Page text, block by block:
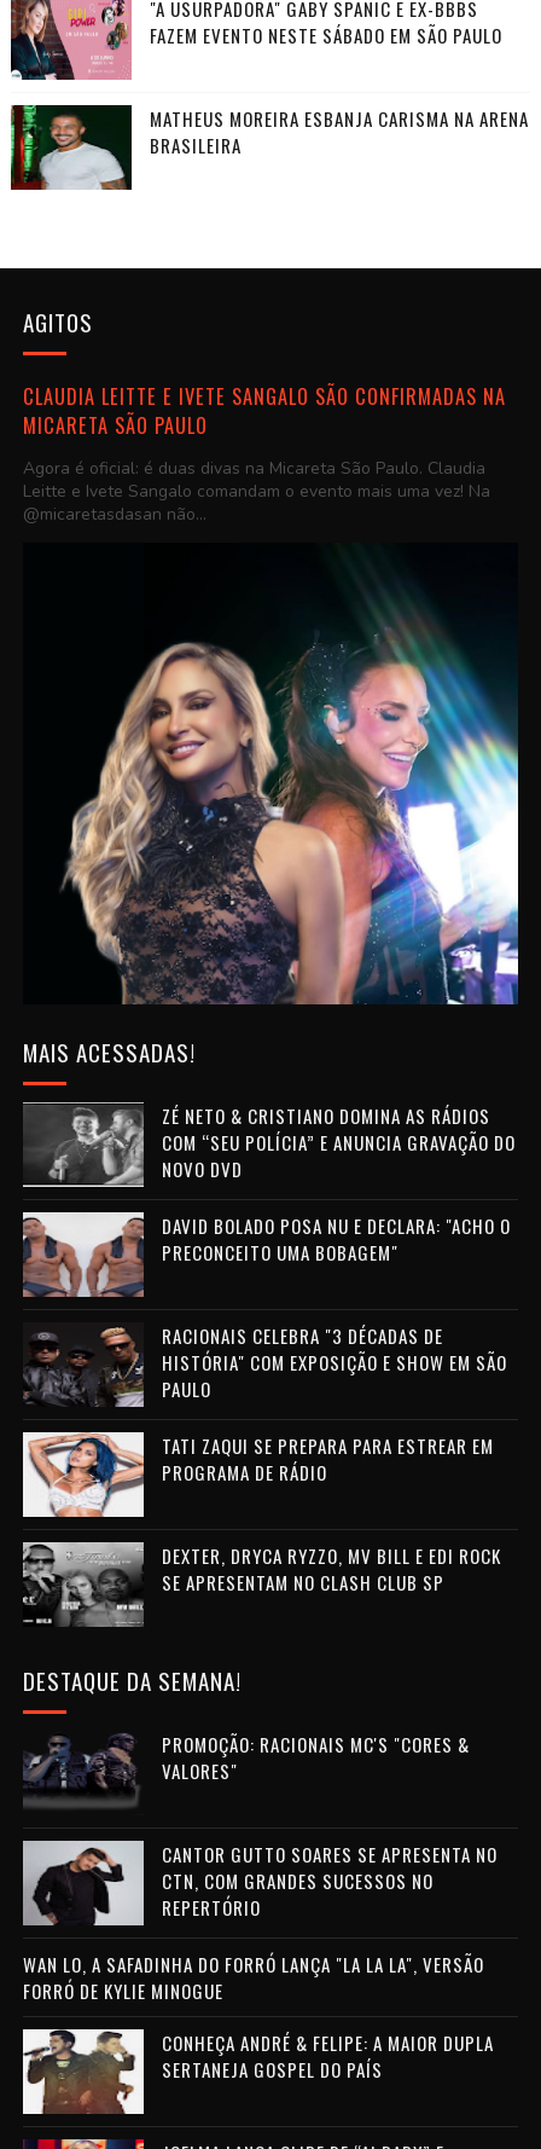
"A USURPADORA" GABY SPANIC E EX-BBBS
FAZEM EVENTO NESTE SÁBADO EM SÃO PAULO
MATHEUS MOREIRA ESBANJA CARISMA NA ARENA
BRASILEIRA
AGITOS
CLAUDIA LEITTE E IVETE SANGALO SÃO CONFIRMADAS NA
MICARETA SÃO PAULO
Agora é oficial: é duas divas na Micareta São Paulo. Claudia
Leitte e Ivete Sangalo comandam o evento mais uma vez! Na
@micaretasdasan não...
MAIS ACESSADAS!
ZÉ NETO & CRISTIANO DOMINA AS RÁDIOS
COM “SEU POLÍCIA” E ANUNCIA GRAVAÇÃO DO
NOVO DVD
DAVID BOLADO POSA NU E DECLARA: "ACHO O
PRECONCEITO UMA BOBAGEM"
RACIONAIS CELEBRA "3 DÉCADAS DE
HISTÓRIA" COM EXPOSIÇÃO E SHOW EM SÃO
PAULO
TATI ZAQUI SE PREPARA PARA ESTREAR EM
PROGRAMA DE RÁDIO
DEXTER, DRYCA RYZZO, MV BILL E EDI ROCK
SE APRESENTAM NO CLASH CLUB SP
DESTAQUE DA SEMANA!
PROMOÇÃO: RACIONAIS MC'S "CORES &
VALORES"
CANTOR GUTTO SOARES SE APRESENTA NO
CTN, COM GRANDES SUCESSOS NO
REPERTÓRIO
WAN LO, A SAFADINHA DO FORRÓ LANÇA "LA LA LA", VERSÃO
FORRÓ DE KYLIE MINOGUE
CONHEÇA ANDRÉ & FELIPE: A MAIOR DUPLA
SERTANEJA GOSPEL DO PAÍS